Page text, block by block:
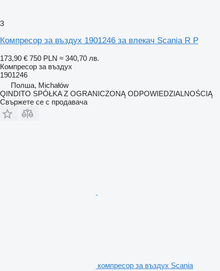
3
Компресор за въздух 1901246 за влекач Scania R P
173,90 € 750 PLN ≈ 340,70 лв.
Компресор за въздух
1901246
Полша, Michałów
QINDITO SPÓŁKA Z OGRANICZONĄ ODPOWIEDZIALNOŚCIĄ
Свържете се с продавача
компресор за въздух Scania